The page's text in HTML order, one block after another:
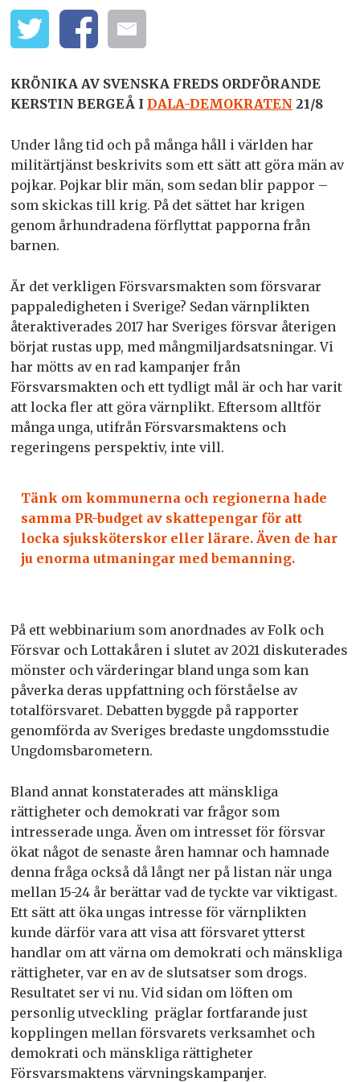
KRÖNIKA AV SVENSKA FREDS ORDFÖRANDE
KERSTIN BERGEÅ I DALA-DEMOKRATEN 21/8
Under lång tid och på många håll i världen har
militärtjänst beskrivits som ett sätt att göra män av
pojkar. Pojkar blir män, som sedan blir pappor –
som skickas till krig. På det sättet har krigen
genom århundradena förflyttat papporna från
barnen.
Är det verkligen Försvarsmakten som försvarar
pappaledigheten i Sverige? Sedan värnplikten
återaktiverades 2017 har Sveriges försvar återigen
börjat rustas upp, med mångmiljardsatsningar. Vi
har mötts av en rad kampanjer från
Försvarsmakten och ett tydligt mål är och har varit
att locka fler att göra värnplikt. Eftersom alltför
många unga, utifrån Försvarsmaktens och
regeringens perspektiv, inte vill.
Tänk om kommunerna och regionerna hade
samma PR-budget av skattepengar för att
locka sjuksköterskor eller lärare. Även de har
ju enorma utmaningar med bemanning.
På ett webbinarium som anordnades av Folk och
Försvar och Lottakåren i slutet av 2021 diskuterades
mönster och värderingar bland unga som kan
påverka deras uppfattning och förståelse av
totalförsvaret. Debatten byggde på rapporter
genomförda av Sveriges bredaste ungdomsstudie
Ungdomsbarometern.
Bland annat konstaterades att mänskliga
rättigheter och demokrati var frågor som
intresserade unga. Även om intresset för försvar
ökat något de senaste åren hamnar och hamnade
denna fråga också då långt ner på listan när unga
mellan 15-24 år berättar vad de tyckte var viktigast.
Ett sätt att öka ungas intresse för värnplikten
kunde därför vara att visa att försvaret ytterst
handlar om att värna om demokrati och mänskliga
rättigheter, var en av de slutsatser som drogs.
Resultatet ser vi nu. Vid sidan om löften om
personlig utveckling präglar fortfarande just
kopplingen mellan försvarets verksamhet och
demokrati och mänskliga rättigheter
Försvarsmaktens värvningskampanjer.